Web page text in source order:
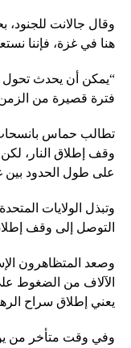
وقال جالانت للجنود،
هنا في غزة، فإننا
“يمكن أن يحدث تحول
فترة قصيرة من
تطالب حماس
وقف إطلاق النار،
على طول الحدود
وتبذل الولايات
التوصل إلى وقف
وصعد المتظاهرون
الآلاف من الضغوط
يعني إطلاق سراح
وفي وقت متأخر من